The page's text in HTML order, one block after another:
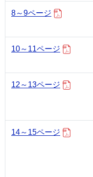
8～9ページ
10～11ページ
12～13ページ
14～15ページ